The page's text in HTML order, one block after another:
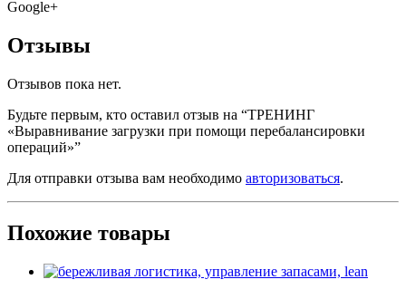
Google+
Отзывы
Отзывов пока нет.
Будьте первым, кто оставил отзыв на “ТРЕНИНГ
«Выравнивание загрузки при помощи перебалансировки
операций»”
Для отправки отзыва вам необходимо авторизоваться.
Похожие товары